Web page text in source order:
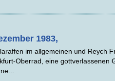
1983,
im allgemeinen und Reych
Oberrad, eine gottverlassenen